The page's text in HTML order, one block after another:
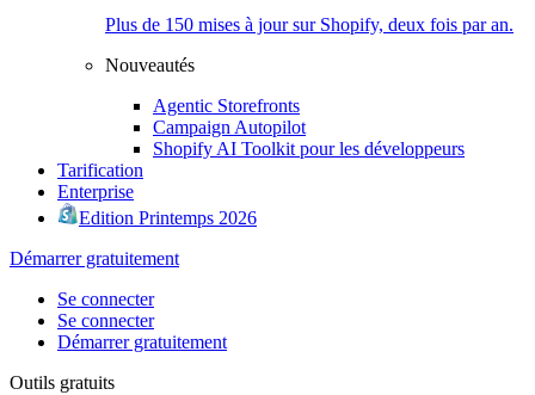
Plus de 150 mises à jour sur Shopify, deux fois par an.
Nouveautés
Agentic Storefronts
Campaign Autopilot
Shopify AI Toolkit pour les développeurs
Tarification
Enterprise
Edition Printemps 2026
Démarrer gratuitement
Se connecter
Se connecter
Démarrer gratuitement
Outils gratuits